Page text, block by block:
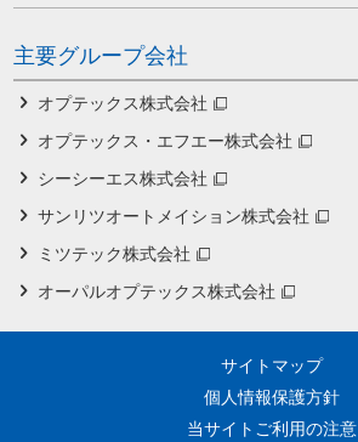
主要グループ会社
オプテックス株式会社
オプテックス・エフエー株式会社
シーシーエス株式会社
サンリツオートメイション株式会社
ミツテック株式会社
オーパルオプテックス株式会社
サイトマップ
個人情報保護方針
当サイトご利用の注意